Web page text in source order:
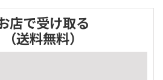
店で受け取る
（送料無料）